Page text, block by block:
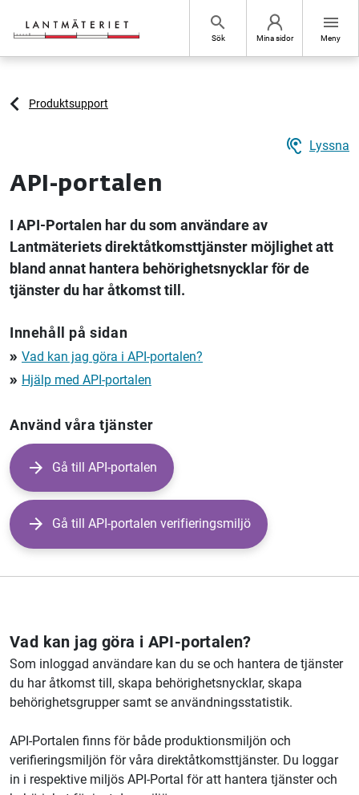
search
Sök Mina sidor
menu
Meny
Produktsupport
hearing Lyssna
API-portalen
I API-Portalen har du som användare av
Lantmäteriets direktåtkomsttjänster möjlighet att
bland annat hantera behörighetsnycklar för de
tjänster du har åtkomst till.
Innehåll på sidan
double_arrow Vad kan jag göra i API-portalen?
double_arrow Hjälp med API-portalen
Använd våra tjänster
Gå till API-portalen
Gå till API-portalen verifieringsmiljö
Vad kan jag göra i API-portalen?
Som inloggad användare kan du se och hantera de tjänster
du har åtkomst till, skapa behörighetsnycklar, skapa
behörighetsgrupper samt se användningsstatistik.
API-Portalen finns för både produktionsmiljön och
verifieringsmiljön för våra direktåtkomsttjänster. Du loggar
in i respektive miljös API-Portal för att hantera tjänster och